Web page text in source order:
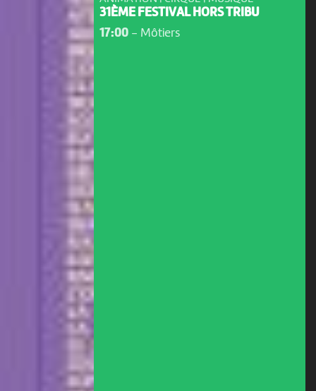
31ÈME FESTIVAL HORS TRIBU
17:00- Môtiers